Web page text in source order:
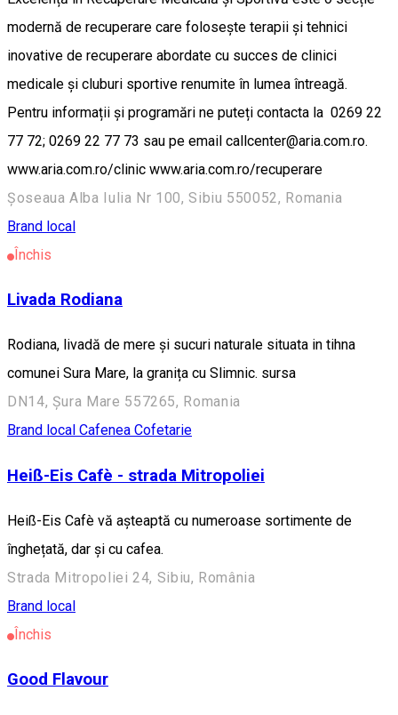
modernă de recuperare care folosește terapii și tehnici
inovative de recuperare abordate cu succes de clinici
medicale și cluburi sportive renumite în lumea întreagă.
Pentru informații și programări ne puteți contacta la 0269 22
77 72; 0269 22 77 73 sau pe email callcenter@aria.com.ro.
www.aria.com.ro/clinic www.aria.com.ro/recuperare
Șoseaua Alba Iulia Nr 100, Sibiu 550052, Romania
Brand local
Închis
Livada Rodiana
Rodiana, livadă de mere și sucuri naturale situata in tihna
comunei Sura Mare, la granița cu Slimnic. sursa
DN14, Șura Mare 557265, Romania
Brand local Cafenea Cofetarie
Heiß-Eis Cafè - strada Mitropoliei
Heiß-Eis Cafè vă așteaptă cu numeroase sortimente de
înghețată, dar și cu cafea.
Strada Mitropoliei 24, Sibiu, România
Brand local
Închis
Good Flavour